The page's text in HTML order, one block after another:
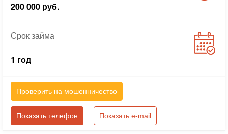
200 000 руб.
Срокзайма
1 год
Проверить на мошенничество
Показать телефон Показать e-mail